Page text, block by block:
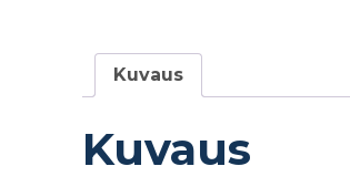
Kuvaus
Kuvaus